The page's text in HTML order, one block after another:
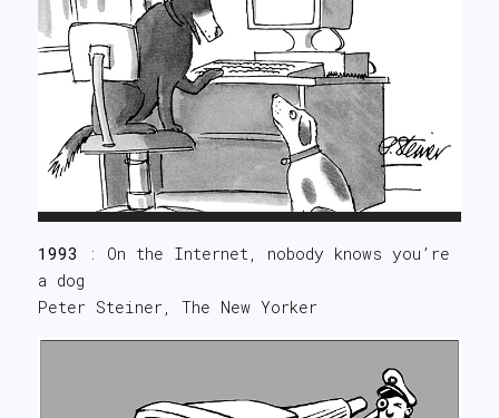
1993 : On the Internet, nobody knows you’re
a dog
Peter Steiner, The New Yorker